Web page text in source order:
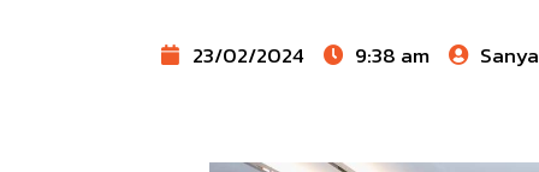
23/02/2024 9:38 am Sanya